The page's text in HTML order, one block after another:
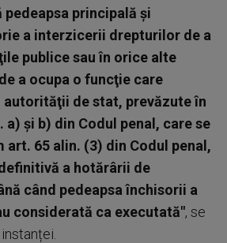
pedeapsa principală şi
a interzicerii drepturilor de a
publice sau în orice alte
a ocupa o funcţie care
de stat, prevăzute în
a) şi b) din Codul penal, care se
art. 65 alin. (3) din Codul penal,
a hotărârii de
când pedeapsa închisorii a
considerată ca executată", se